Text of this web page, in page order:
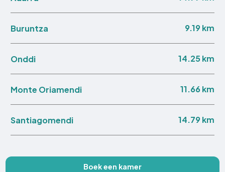
Buruntza 9.19 km
Onddi 14.25 km
Monte Oriamendi 11.66 km
Santiagomendi 14.79 km
Boek een kamer